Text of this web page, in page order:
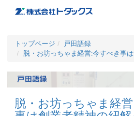
トップページ
戸田語録
脱・お坊っちゃま経営:今すべき事
脱・お坊っちゃま経